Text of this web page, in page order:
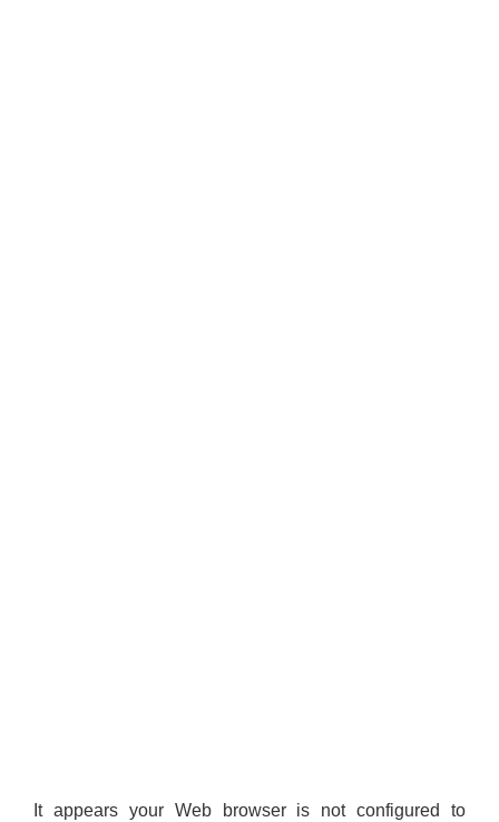
It appears your Web browser is not configured to